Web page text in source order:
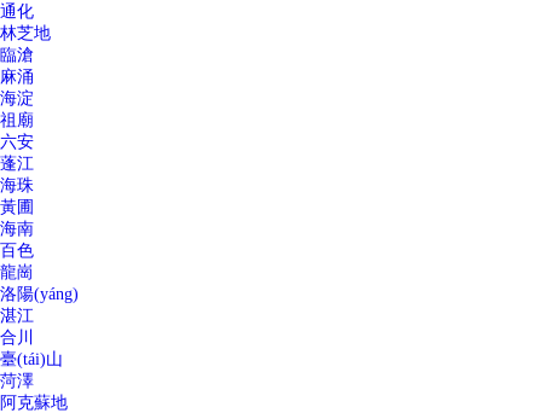
通化
林芝地
臨滄
麻涌
海淀
祖廟
六安
蓬江
海珠
黃圃
海南
百色
龍崗
洛陽(yáng)
湛江
合川
臺(tái)山
菏澤
阿克蘇地